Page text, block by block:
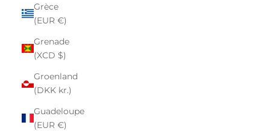
Grèce
(EUR €)
Grenade
(XCD $)
Groenland
(DKK kr.)
Guadeloupe
(EUR €)